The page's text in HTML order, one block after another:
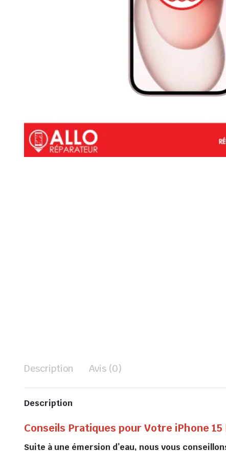
Description Avis (0)
Description
Conseils Pratiques pour Votre iPhone 15
Suite à une émersion d’eau, nous vous